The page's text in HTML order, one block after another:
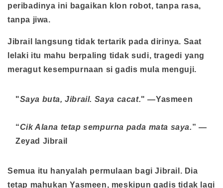
peribadinya ini bagaikan klon robot, tanpa rasa,
tanpa jiwa.
Jibrail langsung tidak tertarik pada dirinya. Saat
lelaki itu mahu berpaling tidak sudi, tragedi yang
meragut kesempurnaan si gadis mula menguji.
"Saya buta, Jibrail. Saya cacat." —Yasmeen
“Cik Alana tetap sempurna pada mata saya.” —
Zeyad Jibrail
Semua itu hanyalah permulaan bagi Jibrail. Dia
tetap mahukan Yasmeen, meskipun gadis tidak lagi